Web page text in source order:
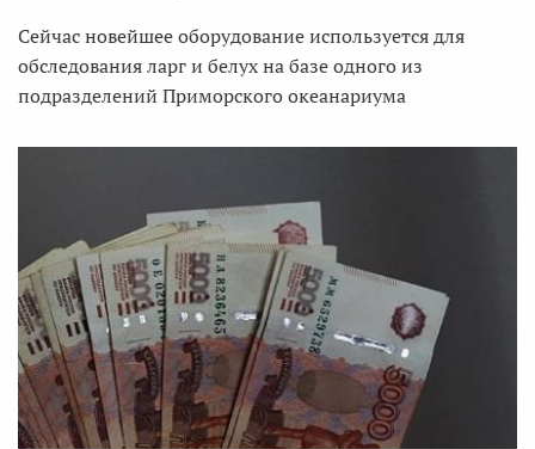
Сейчас новейшее оборудование используется для
обследования ларг и белух на базе одного из
подразделений Приморского океанариума